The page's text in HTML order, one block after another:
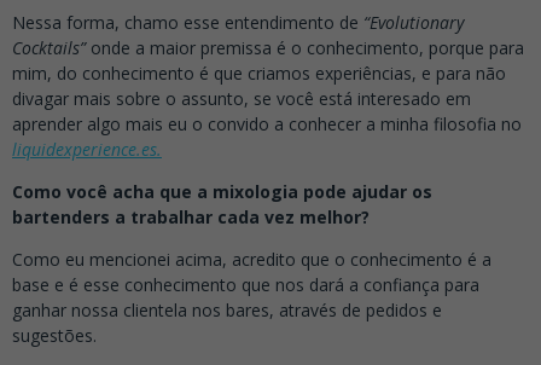
Nessa forma, chamo esse entendimento de “Evolutionary
Cocktails”onde a maior premissa é o conhecimento, porque para
mim, do conhecimento é que criamos experiências, e para não
divagar mais sobre o assunto, se você está interesado em
aprender algo mais eu o convido a conhecer a minha filosofia no
liquidexperience.es.
Como você acha que a mixologia pode ajudar os
bartenders a trabalhar cada vez melhor?
Como eu mencionei acima, acredito que o conhecimento é a
base e é esse conhecimento que nos dará a confiança para
ganhar nossa clientela nos bares, através de pedidos e
sugestões.